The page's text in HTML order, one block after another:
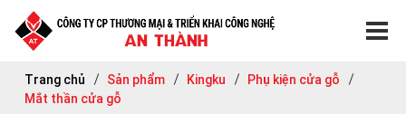
Trang chủ Sản phẩm Kingku
Phụ kiện cửa gỗ
Mắt thần cửa gỗ